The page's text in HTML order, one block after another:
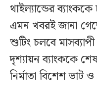
থাইল্যান্ডের
এমন খবরই জানা
শুটিং চলবে
দৃশ্যায়ন ব্যাংককে
নির্মাতা বিশেশ ভাট